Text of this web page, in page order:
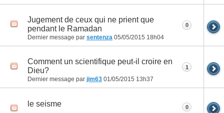
Jugement de ceux qui ne prient que
pendant le Ramadan
Dernier message par sentenza 05/05/2015 18h04
0
Comment un scientifique peut-il croire en
Dieu?
Dernier message par jim63 01/05/2015 13h37
1
le seisme 0